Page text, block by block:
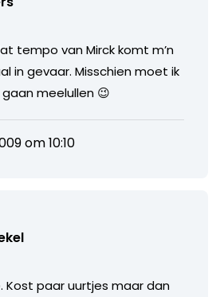
tempo van Mirck komt m’n
in gevaar. Misschien moet ik
meelullen 😉
om 10:10
Kost paar uurtjes maar dan